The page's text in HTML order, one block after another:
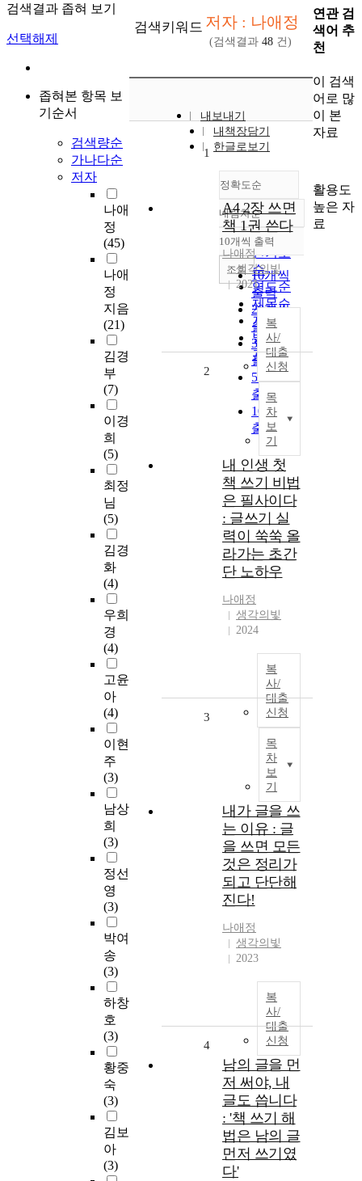
검색결과 좁혀 보기
선택해제
좁혀본 항목 보
기순서
검색량순
가나다순
저자
나애
정
(45)
나애
정
지음
(21)
김경
부
(7)
이경
희
(5)
최정
님
(5)
김경
화
(4)
우희
경
(4)
고윤
아
(4)
이현
주
(3)
남상
희
(3)
정선
영
(3)
박여
송
(3)
하창
호
(3)
황중
숙
(3)
김보
아
(3)
검색키워드 저자 : 나애정
(검색결과 48 건)
내보내기
내책장담기
한글로보기
정확도순
정확도
순
인기도
순
연도순
제목순
저자순
발행기
관순
내림차순
내림차순
10개씩 출력
10개씩
출력
20개씩
출력
30개씩
출력
50개씩
출력
100개씩
출력
조회
1
A4 2장 쓰면
책 1권 쓴다
나애정
생각의빛
2021
복
사/
대출
신청
목
차
보
기
2
내 인생 첫
책 쓰기 비법
은 필사이다
: 글쓰기 실
력이 쑥쑥 올
라가는 초간
단 노하우
나애정
생각의빛
2024
복
사/
대출
신청
목
차
보
기
3
내가 글을 쓰
는 이유 : 글
을 쓰면 모든
것은 정리가
되고 단단해
진다!
나애정
생각의빛
2023
복
사/
대출
신청
4
남의 글을 먼
저 써야, 내
글도 씁니다
: '책 쓰기 해
법은 남의 글
먼저 쓰기였
다'
연관 검
색어 추
천
이 검색
어로 많
이 본
자료
활용도
높은 자
료